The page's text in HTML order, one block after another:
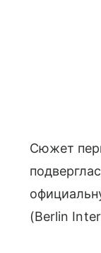
Сюжет
(Berlin